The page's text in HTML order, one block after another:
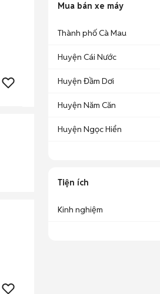
Mua bán xe máy
Thành phố Cà Mau
Huyện Cái Nước
Huyện Đầm Dơi
Huyện Năm Căn
Huyện Ngọc Hiển
Tiện ích
Kinh nghiệm